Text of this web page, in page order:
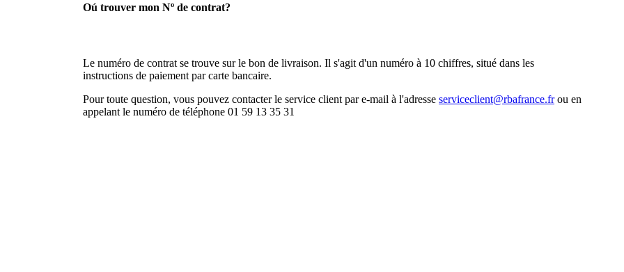
Oú trouver mon Nº de contrat?
Le numéro de contrat se trouve sur le bon de livraison. Il s'agit d'un numéro à 10 chiffres, situé dans les
instructions de paiement par carte bancaire.
Pour toute question, vous pouvez contacter le service client par e-mail à l'adresse serviceclient@rbafrance.frou en
appelant le numéro de téléphone 01 59 13 35 31